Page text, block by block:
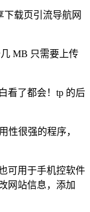
下载页引流导航网
MB 只需要上传
看了都会！tp 的后
性很强的程序，
可用于手机控软件
网站信息，添加